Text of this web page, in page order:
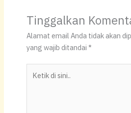
at
s
A
p
p
c
e
b
o
o
p
y
Li
n
ar
e
Tinggalkan
Alamat email Anda tidak akan
yang wajib ditandai *